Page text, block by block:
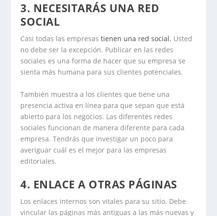
3. NECESITARÁS UNA RED
SOCIAL
Casi todas las empresastienen una red social. Usted
no debe ser la excepción. Publicar en las redes
sociales es una forma de hacer que su empresa se
sienta más humana para sus clientes potenciales.
También muestra a los clientes que tiene una
presencia activa en línea para que sepan que está
abierto para los negocios. Las diferentes redes
sociales funcionan de manera diferente para cada
empresa. Tendrás que investigar un poco para
averiguar cuál es el mejor para las empresas
editoriales.
4. ENLACE A OTRAS PÁGINAS
Los enlaces internos son vitales para su sitio. Debe
vincular las páginas más antiguas a las más nuevas y